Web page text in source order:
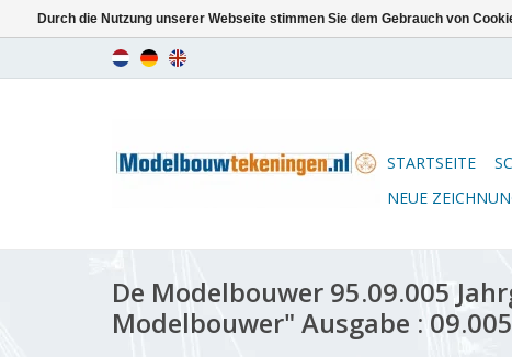
STARTSEITE
NEUE
De Modelbouwer 95.09.005
Modelbouwer" Ausgabe : 09.005
Durch die Nutzung unserer Webseite stimmen Sie dem Gebrauch von